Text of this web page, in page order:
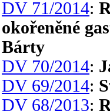
DV 71/2014:
okořeněné
Bárty
DV 70/2014:
DV 69/2014:
DV 68/2013: